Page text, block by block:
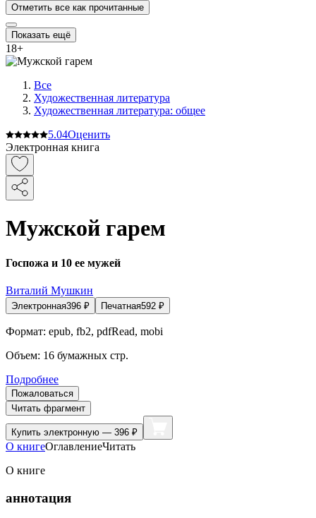
Отметить все как прочитанные
Показать ещё
18+
Все
Художественная литература
Художественная литература: общее
5.04Оценить
Электронная книга
Мужской гарем
Госпожа и 10 ее мужей
Виталий Мушкин
Электронная396 ₽ Печатная592 ₽
Формат: epub, fb2, pdfRead, mobi
Объем: 16 бумажных стр.
Подробнее
Пожаловаться
Читать фрагмент
Купить электронную — 396 ₽
О книгеОглавлениеЧитать
О книге
аннотация